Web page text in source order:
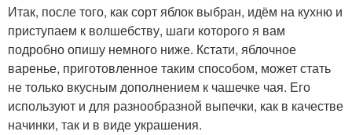
Итак, после того, как сорт яблок выбран, идём на кухню и
приступаем к волшебству, шаги которого я вам
подробно опишу немного ниже. Кстати, яблочное
варенье, приготовленное таким способом, может стать
не только вкусным дополнением к чашечке чая. Его
используют и для разнообразной выпечки, как в качестве
начинки, так и в виде украшения.